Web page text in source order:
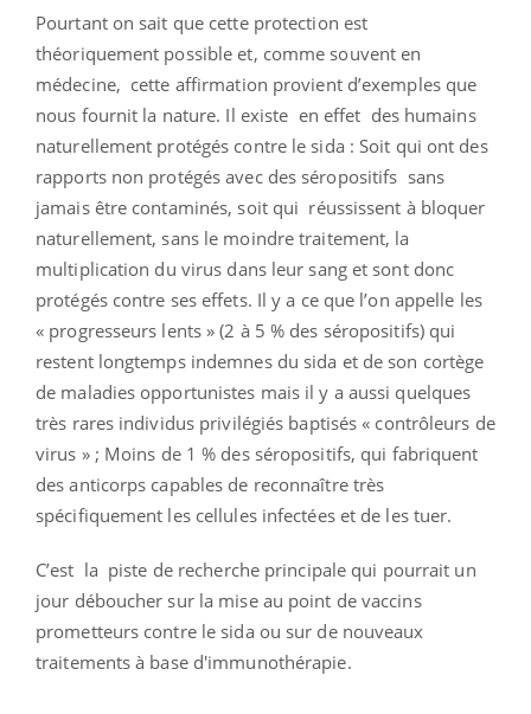
Pourtant on sait que cette protection est
théoriquement possible et, comme souvent en
médecine, cette affirmation provient d’exemples que
nous fournit la nature. Il existe en effet des humains
naturellement protégés contre le sida : Soit qui ont des
rapports non protégés avec des séropositifs sans
jamais être contaminés, soit qui réussissent à bloquer
naturellement, sans le moindre traitement, la
multiplication du virus dans leur sang et sont donc
protégés contre ses effets. Il y a ce que l’on appelle les
« progresseurs lents » (2 à 5 % des séropositifs) qui
restent longtemps indemnes du sida et de son cortège
de maladies opportunistes mais il y a aussi quelques
très rares individus privilégiés baptisés « contrôleurs de
virus » ; Moins de 1 % des séropositifs, qui fabriquent
des anticorps capables de reconnaître très
spécifiquement les cellules infectées et de les tuer.
C’est la piste de recherche principale qui pourrait un
jour déboucher sur la mise au point de vaccins
prometteurs contre le sida ou sur de nouveaux
traitements à base d'immunothérapie.